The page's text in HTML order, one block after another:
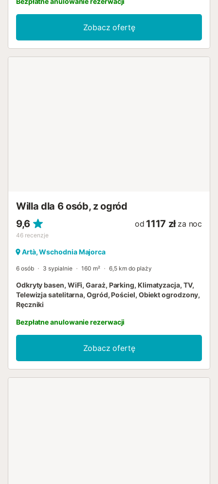
Zobacz ofertę
Willa dla 6 osób, z ogród
9,6
46 recenzje
od 1117 zł za noc
Artà, Wschodnia Majorca
6 osób 3 sypialnie 160 m² 6,5 km do plaży
Odkryty basen, WiFi, Garaż, Parking, Klimatyzacja, TV,
Telewizja satelitarna, Ogród, Pościel, Obiekt ogrodzony,
Ręczniki
Bezpłatne anulowanie rezerwacji
Zobacz ofertę